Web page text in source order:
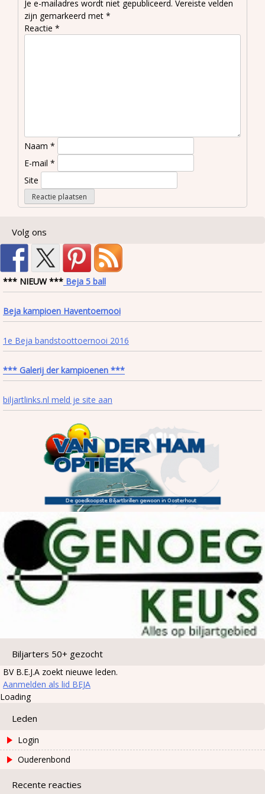
Je e-mailadres wordt niet gepubliceerd. Vereiste velden
zijn gemarkeerd met *
Reactie *
Naam *
E-mail *
Site
Volg ons
*** NIEUW *** Beja 5 ball
Beja kampioen Haventoernooi
1e Beja bandstoottoernooi 2016
*** Galerij der kampioenen ***
biljartlinks.nl meld je site aan
Biljarters 50+ gezocht
BV B.E.J.A zoekt nieuwe leden.
Aanmelden als lid BEJA
Loading
Leden
Login
Ouderenbond
Recente reacties